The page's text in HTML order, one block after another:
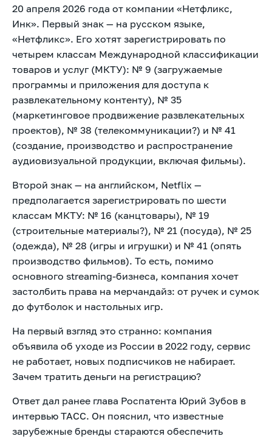
20 апреля 2026 года от компании «Нетфликс,
Инк». Первый знак — на русском языке,
«Нетфликс». Его хотят зарегистрировать по
четырем классам Международной классификации
товаров и услуг (МКТУ): № 9 (загружаемые
программы и приложения для доступа к
развлекательному контенту), № 35
(маркетинговое продвижение развлекательных
проектов), № 38 (телекоммуникации?) и № 41
(создание, производство и распространение
аудиовизуальной продукции, включая фильмы).
Второй знак — на английском, Netflix —
предполагается зарегистрировать по шести
классам МКТУ: № 16 (канцтовары), № 19
(строительные материалы?), № 21 (посуда), № 25
(одежда), № 28 (игры и игрушки) и № 41 (опять
производство фильмов). То есть, помимо
основного streaming-бизнеса, компания хочет
застолбить права на мерчандайз: от ручек и сумок
до футболок и настольных игр.
На первый взгляд это странно: компания
объявила об уходе из России в 2022 году, сервис
не работает, новых подписчиков не набирает.
Зачем тратить деньги на регистрацию?
Ответ дал ранее глава Роспатента Юрий Зубов в
интервью ТАСС. Он пояснил, что известные
зарубежные бренды стараются обеспечить